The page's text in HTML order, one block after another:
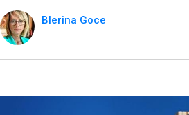
Blerina Goce